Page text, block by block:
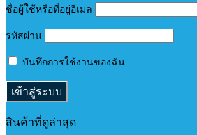
ชื่อผู้ใช้หรือที่อยู่อีเมล
รหัสผ่าน
บันทึกการใช้งานของฉัน
สินค้าที่ดูล่าสุด